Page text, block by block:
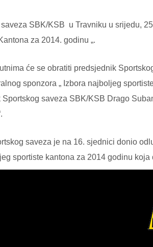
SBK/KSB u Travniku u srijedu,
za 2014. godinu „.
će se obratiti predsjednik
sponzora „ Izbora najboljeg
saveza SBK/KSB Drago
saveza je na 16. sjednici donio
sportiste kantona za 2014 godinu